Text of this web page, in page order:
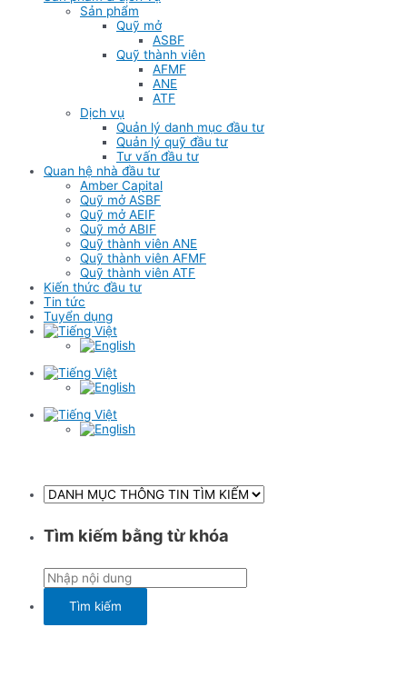
Sản phẩm
Quỹ mở
ASBF
Quỹ thành viên
AFMF
ANE
ATF
Dịch vụ
Quản lý danh mục đầu tư
Quản lý quỹ đầu tư
Tư vấn đầu tư
Quan hệ nhà đầu tư
Amber Capital
Quỹ mở ASBF
Quỹ mở AEIF
Quỹ mở ABIF
Quỹ thành viên ANE
Quỹ thành viên AFMF
Quỹ thành viên ATF
Kiến thức đầu tư
Tin tức
Tuyển dụng
Tìm kiếm bằng từ khóa